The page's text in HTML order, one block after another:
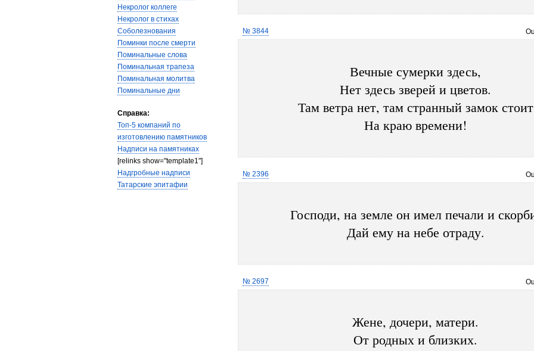
Некролог коллеге
Некролог в стихах
Соболезнования
Поминки после смерти
Поминальные слова
Поминальная трапеза
Поминальная молитва
Поминальные дни
Справка:
Топ-5 компаний по
изготовлению памятников
Надписи на памятниках
[relinks show="template1"]
Надгробные надписи
Татарские эпитафии
№ 3844
Вечные сумерки здесь,
Нет здесь зверей и цветов.
Там ветра нет, там странный замок стоит
На краю времени!
№ 2396
Господи, на земле он имел печали и
Дай ему на небе отраду.
№ 2697
Жене, дочери, матери.
От родных и близких.